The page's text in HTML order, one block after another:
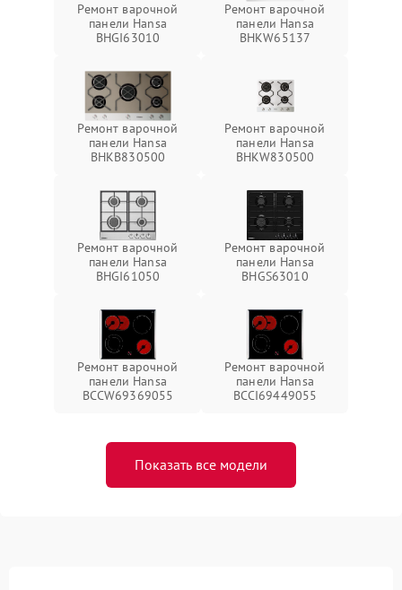
Ремонт варочной
панели Hansa
BHGI63010
Ремонт варочной
панели Hansa
BHKW65137
Ремонт варочной
панели Hansa
BHKB830500
Ремонт варочной
панели Hansa
BHKW830500
Ремонт варочной
панели Hansa
BHGI61050
Ремонт варочной
панели Hansa
BHGS63010
Ремонт варочной
панели Hansa
BCCW69369055
Ремонт варочной
панели Hansa
BCCI69449055
Показать все модели